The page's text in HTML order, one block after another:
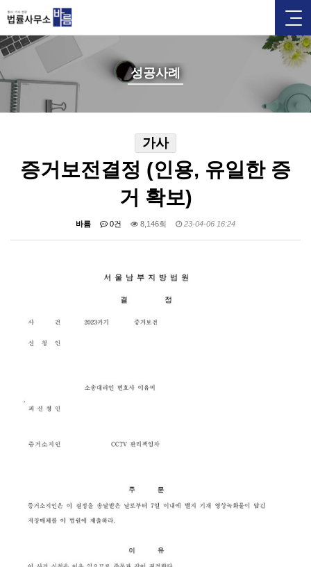
성공사례
가사
증거보전결정 (인용, 유일한 증
거 확보)
바름 0건 8,146회 23-04-06 16:24